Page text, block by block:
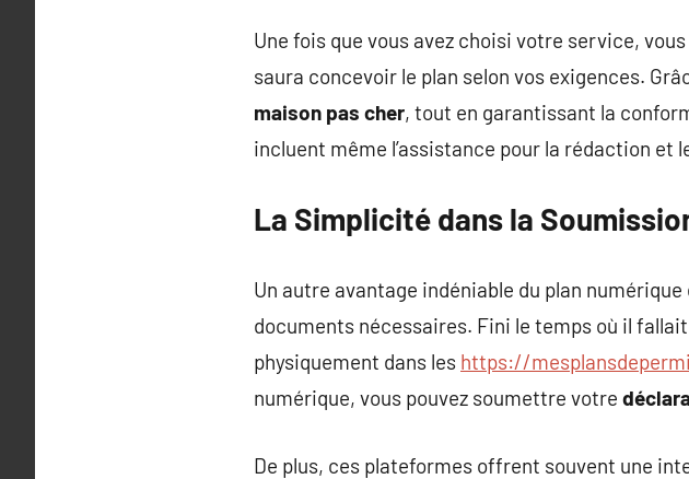
Une fois que vous avez choisi votre service,
saura concevoir le plan selon vos exigences.
maison pas cher, tout en garantissant la
incluent même l’assistance pour la rédaction
La Simplicité dans la
Un autre avantage indéniable du plan
documents nécessaires. Fini le temps où il
physiquement dans les https://
numérique, vous pouvez soumettre votre
De plus, ces plateformes offrent souvent une